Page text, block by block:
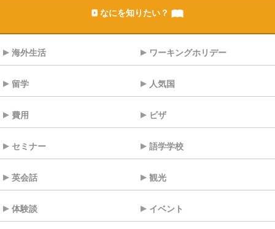
なにを知りたい？
海外生活 ワーキングホリデー
留学 人気国
費用 ビザ
セミナー 語学学校
英会話 観光
体験談 イベント